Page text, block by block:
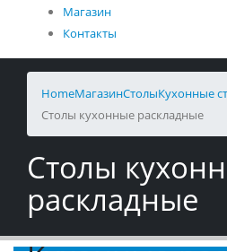
Магазин
Контакты
HomeМагазинСтолыКухонные
Столы кухонные раскладные
Столы
раскладные